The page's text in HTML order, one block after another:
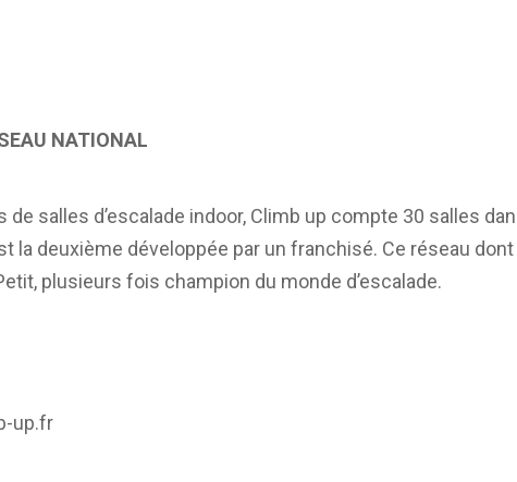
NATIONAL
de salles d’escalade indoor, Climb up compte 30 salles
la deuxième développée par un franchisé. Ce réseau
plusieurs fois champion du monde d’escalade.
up.fr